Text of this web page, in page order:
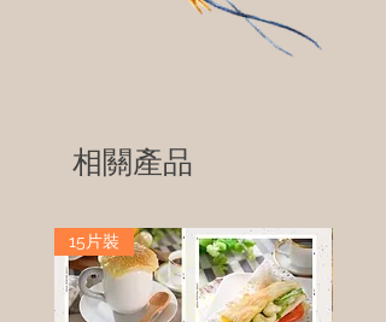
相關產品
15片裝